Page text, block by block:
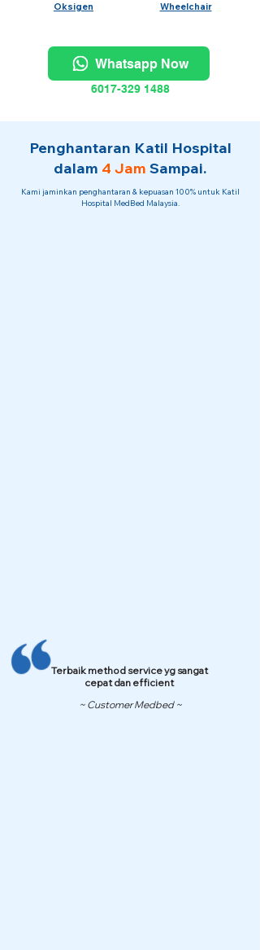
Oksigen
Wheelchair
Whatsapp Now
6017-329 1488
Penghantaran Katil Hospital
dalam 4 Jam Sampai.
Kami jaminkan penghantaran & kepuasan 100% untuk Katil
Hospital MedBed Malaysia.
Terbaik method service yg sangat
cepat dan efficient
~ Customer Medbed ~